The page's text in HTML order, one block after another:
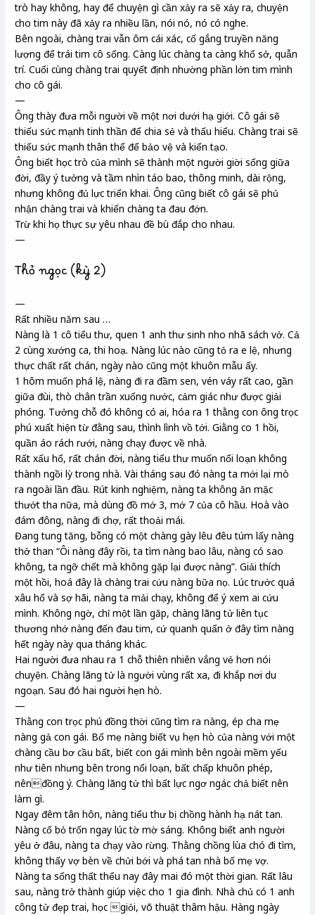
trò hay không, hay để chuyện gì cần xảy ra sẽ xảy ra, chuyện
cho tim này đã xảy ra nhiều lần, nói nó, nó có nghe.
Bên ngoài, chàng trai vẫn ôm cái xác, cố gắng truyền năng
lượng để trái tim cô sống. Càng lúc chàng ta càng khổ sở, quẫn
trí. Cuối cùng chàng trai quyết định nhường phần lớn tim mình
cho cô gái.
—
Ông thày đưa mỗi người về một nơi dưới hạ giới. Cô gái sẽ
thiếu sức mạnh tinh thần để chia sẻ và thấu hiểu. Chàng trai sẽ
thiếu sức mạnh thân thể để bảo vệ và kiến tạo.
Ông biết học trò của mình sẽ thành một người giời sống giữa
đời, đầy ý tưởng và tầm nhìn táo bao, thông minh, dài rộng,
nhưng không đủ lực triển khai. Ông cũng biết cô gái sẽ phủ
nhận chàng trai và khiến chàng ta đau đớn.
Trừ khi họ thực sự yêu nhau đề bù đắp cho nhau.
—
Thỏ ngọc (kỳ 2)
—
Rất nhiều năm sau …
Nàng là 1 cô tiểu thư, quen 1 anh thư sinh nho nhã sách vở. Cả
2 cùng xướng ca, thi hoạ. Nàng lúc nào cũng tỏ ra e lệ, nhưng
thực chất rất chán, ngày nào cũng một khuôn mẫu ấy.
1 hôm muốn phá lệ, nàng đi ra đầm sen, vén váy rất cao, gần
giữa đùi, thò chân trần xuống nước, cảm giác như được giải
phóng. Tưởng chỗ đó không có ai, hóa ra 1 thằng con ông trọc
phú xuất hiện từ đằng sau, thình lình vồ tới. Giằng co 1 hồi,
quần áo rách rưới, nàng chạy được về nhà.
Rất xấu hổ, rất chán đời, nàng tiểu thư muốn nổi loạn không
thành ngồi lỳ trong nhà. Vài tháng sau đó nàng ta mới lại mò
ra ngoài lần đầu. Rút kinh nghiệm, nàng ta không ăn mặc
thướt tha nữa, mà dùng đồ mớ 3, mớ 7 của cô hầu. Hoà vào
đám đông, nàng đi chợ, rất thoải mái.
Đang tung tăng, bỗng có một chàng gày lêu đêu túm lấy nàng
thở than “Ôi nàng đây rồi, ta tìm nàng bao lâu, nàng có sao
không, ta ngỡ chết mà không gặp lại được nàng”. Giải thích
một hồi, hoá đây là chàng trai cứu nàng bữa nọ. Lúc trước quá
xâu hổ và sợ hãi, nàng ta mải chạy, không để ý xem ai cứu
mình. Không ngờ, chỉ một lần găp, chàng lãng tử liên tục
thương nhớ nàng đến đau tim, cứ quanh quẩn ở đây tìm nàng
hết ngày này qua tháng khác.
Hai người đưa nhau ra 1 chỗ thiên nhiên vắng vẻ hơn nói
chuyện. Chàng lãng tử là người vùng rất xa, đi khắp nơi du
ngoạn. Sau đó hai người hẹn hò.
—
Thằng con trọc phú đồng thời cũng tìm ra nàng, ép cha mẹ
nàng gả con gái. Bố mẹ nàng biết vụ hẹn hò của nàng với một
chàng cầu bơ cầu bất, biết con gái mình bên ngoài mềm yếu
như tiên nhưng bên trong nổi loạn, bất chấp khuôn phép,
nênđồng ý. Chàng lãng tử thì bất lực ngơ ngác chả biết nên
làm gì.
Ngay đêm tân hôn, nàng tiểu thư bị chồng hành hạ nát tan.
Nàng cố bỏ trốn ngay lúc tờ mờ sáng. Không biết anh người
yêu ở đâu, nàng ta chạy vào rừng. Thằng chồng lùa chó đi tìm,
không thấy vợ bèn về chửi bới và phá tan nhà bố mẹ vợ.
Nàng ta sống thất thểu nay đây mai đó một thời gian. Rất lâu
sau, nàng trở thành giúp việc cho 1 gia đình. Nhà chủ có 1 anh
công tử đẹp trai, học giỏi, võ thuật thâm hậu. Hàng ngày